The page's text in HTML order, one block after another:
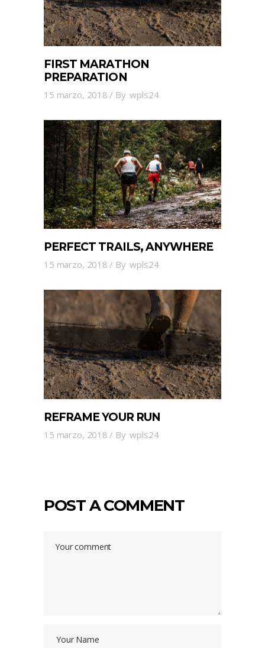
FIRST MARATHON
PREPARATION
15 marzo, 2018 By wpls24
PERFECT TRAILS, ANYWHERE
15 marzo, 2018 By wpls24
REFRAME YOUR RUN
15 marzo, 2018 By wpls24
POST A COMMENT